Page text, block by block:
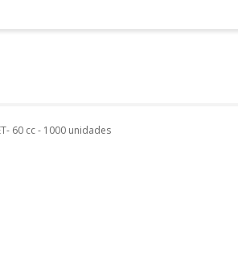
60 cc - 1000 unidades